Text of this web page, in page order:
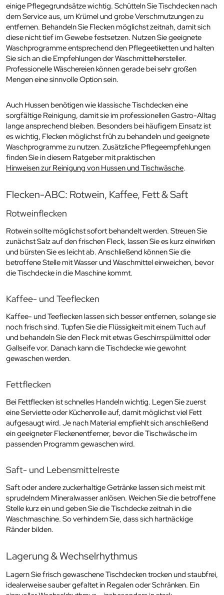
einige Pflegegrundsätze wichtig. Schütteln Sie Tischdecken nach
dem Service aus, um Krümel und grobe Verschmutzungen zu
entfernen. Behandeln Sie Flecken möglichst zeitnah, damit sich
diese nicht tief im Gewebe festsetzen. Nutzen Sie geeignete
Waschprogramme entsprechend den Pflegeetiketten und halten
Sie sich an die Empfehlungen der Waschmittelhersteller.
Professionelle Wäschereien können gerade bei sehr großen
Mengen eine sinnvolle Option sein.
Auch Hussen benötigen wie klassische Tischdecken eine
sorgfältige Reinigung, damit sie im professionellen Gastro-Alltag
lange ansprechend bleiben. Besonders bei häufigem Einsatz ist
es wichtig, Flecken möglichst früh zu behandeln und geeignete
Waschprogramme zu nutzen. Zusätzliche Pflegeempfehlungen
finden Sie in diesem Ratgeber mit praktischen
Hinweisen zur Reinigung von Hussen und Tischwäsche.
Flecken-ABC: Rotwein, Kaffee, Fett & Saft
Rotweinflecken
Rotwein sollte möglichst sofort behandelt werden. Streuen Sie
zunächst Salz auf den frischen Fleck, lassen Sie es kurz einwirken
und bürsten Sie es leicht ab. Anschließend können Sie die
betroffene Stelle mit Wasser und Waschmittel einweichen, bevor
die Tischdecke in die Maschine kommt.
Kaffee- und Teeflecken
Kaffee- und Teeflecken lassen sich besser entfernen, solange sie
noch frisch sind. Tupfen Sie die Flüssigkeit mit einem Tuch auf
und behandeln Sie den Fleck mit etwas Geschirrspülmittel oder
Gallseife vor. Danach kann die Tischdecke wie gewohnt
gewaschen werden.
Fettflecken
Bei Fettflecken ist schnelles Handeln wichtig. Legen Sie zuerst
eine Serviette oder Küchenrolle auf, damit möglichst viel Fett
aufgesaugt wird. Je nach Material empfiehlt sich anschließend
ein geeigneter Fleckenentferner, bevor die Tischwäsche im
passenden Programm gewaschen wird.
Saft- und Lebensmittelreste
Saft oder andere zuckerhaltige Getränke lassen sich meist mit
sprudelndem Mineralwasser anlösen. Weichen Sie die betroffene
Stelle kurz ein und geben Sie die Tischdecke zeitnah in die
Waschmaschine. So verhindern Sie, dass sich hartnäckige
Ränder bilden.
Lagerung & Wechselrhythmus
Lagern Sie frisch gewaschene Tischdecken trocken und staubfrei,
idealerweise sauber gefaltet in Regalen oder Schränken. Ein